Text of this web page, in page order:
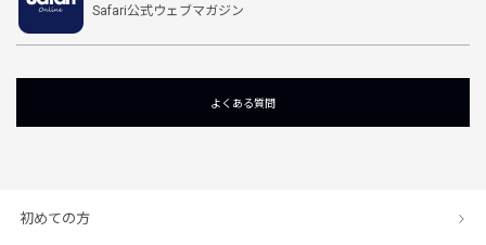
Safari公式ウェブマガジン
よくある質問
初めての方